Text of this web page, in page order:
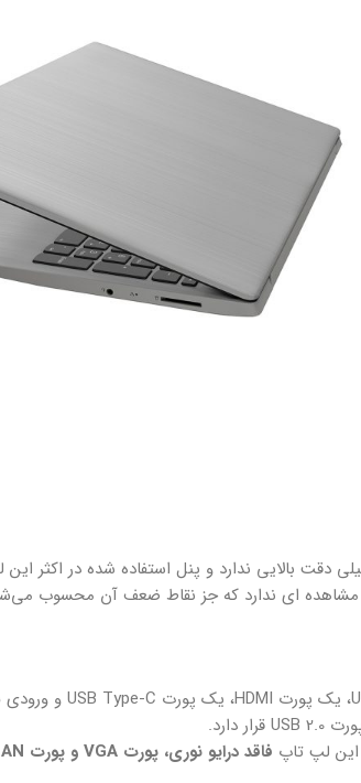
مشاهده ای ندارد که جز نقاط ضعف آن محسوب
لپ تاپ فاقد درایو نوری، پورت VGA و پورت LAN